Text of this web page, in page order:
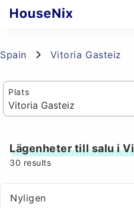
Spain Vitoria Gasteiz
Plats
Lägenheter till salu i
30 results
Nyligen